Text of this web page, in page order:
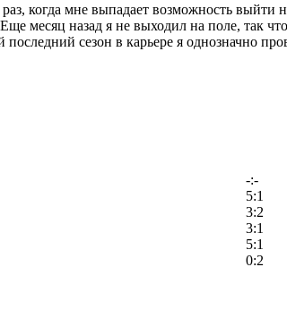
когда мне выпадает возможность
месяц назад я не выходил на поле, так
сезон в карьере я однозначно
-:-
5:1
3:2
3:1
5:1
0:2